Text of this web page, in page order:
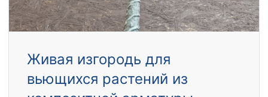
Живая изгородь для
вьющихся растений из